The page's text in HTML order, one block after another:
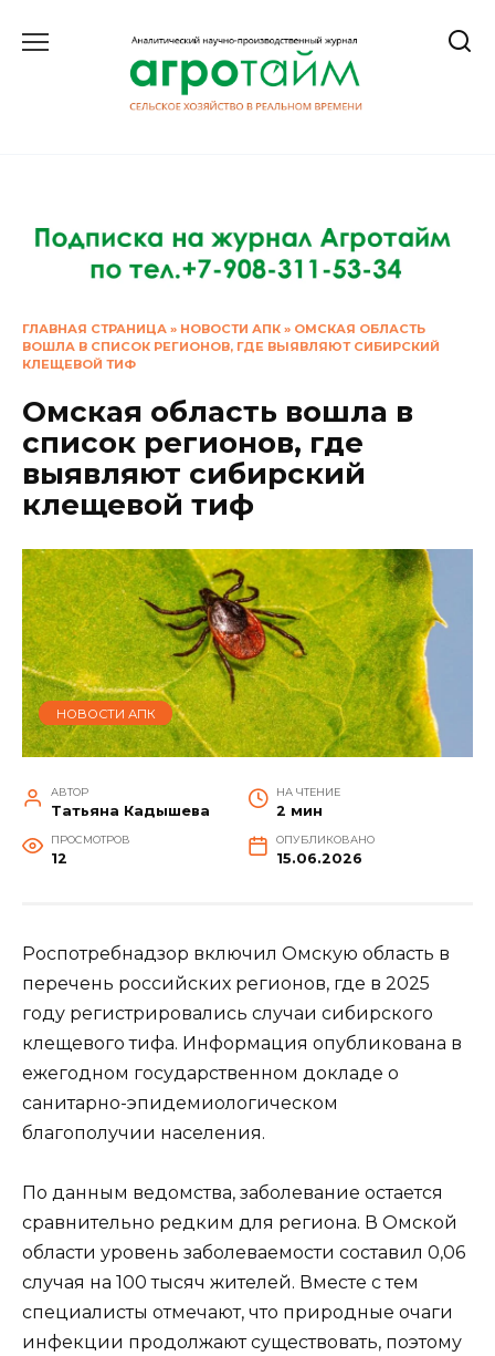
ГЛАВНАЯ СТРАНИЦА » НОВОСТИ АПК » ОМСКАЯ ОБЛАСТЬ
ВОШЛА В СПИСОК РЕГИОНОВ, ГДЕ ВЫЯВЛЯЮТ СИБИРСКИЙ
КЛЕЩЕВОЙ ТИФ
Омская область вошла в
список регионов, где
выявляют сибирский
клещевой тиф
НОВОСТИ АПК
АВТОР
Татьяна Кадышева
НА ЧТЕНИЕ
2 мин
ПРОСМОТРОВ
12
ОПУБЛИКОВАНО
15.06.2026
Роспотребнадзор включил Омскую область в
перечень российских регионов, где в 2025
году регистрировались случаи сибирского
клещевого тифа. Информация опубликована в
ежегодном государственном докладе о
санитарно-эпидемиологическом
благополучии населения.
По данным ведомства, заболевание остается
сравнительно редким для региона. В Омской
области уровень заболеваемости составил 0,06
случая на 100 тысяч жителей. Вместе с тем
специалисты отмечают, что природные очаги
инфекции продолжают существовать, поэтому